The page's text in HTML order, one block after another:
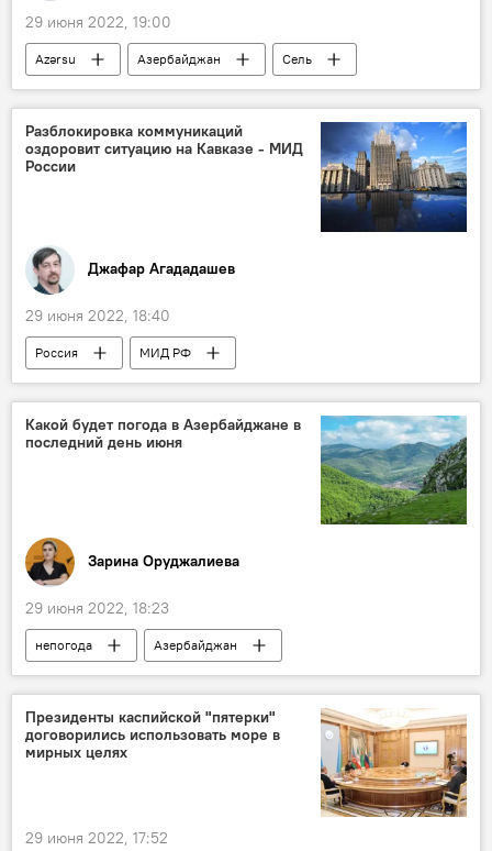
29 июня 2022, 19:00
Azərsu Азербайджан Сель
Разблокировка коммуникаций
оздоровит ситуацию на Кавказе - МИД
России
Джафар Агададашев
29 июня 2022, 18:40
Россия МИД РФ
Какой будет погода в Азербайджане в
последний день июня
Зарина Оруджалиева
29 июня 2022, 18:23
непогода
Азербайджан
Прогноз погоды
Президенты каспийской "пятерки"
договорились использовать море в
мирных целях
29 июня 2022, 17:52